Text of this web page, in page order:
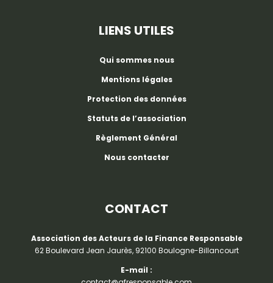
LIENS UTILES
Qui sommes nous
Mentions légales
Protection des données
Statuts de l’association
Règlement Général
Nous contacter
CONTACT
Association des Acteurs de la Finance Responsable
62 Boulevard Jean Jaurès, 92100 Boulogne-Billancourt
E-mail :